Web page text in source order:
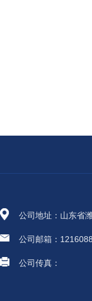
公司地址：山东省
公司邮箱：
公司传真：